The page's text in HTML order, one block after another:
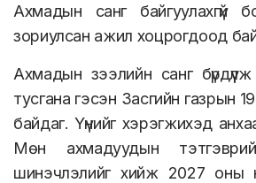
Ахмадын санг байгуулахгүй
зориулсан ажил хоцрогдоод
Ахмадын зээлийн санг
тусгана гэсэн Засгийн газрын
байдаг. Үүнийг хэрэгжихэд
Мөн ахмадуудын
шинэчлэлийг хийж 2027 оны